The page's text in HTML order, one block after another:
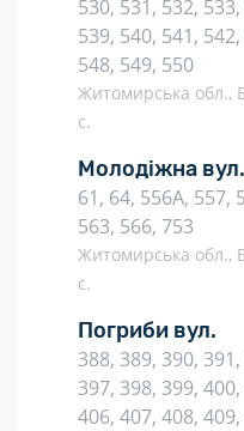
530, 531, 532,
539, 540, 541,
548, 549, 550
Житомирська обл.,
с.
Молодіжна вул.
61, 64, 556А, 557,
563, 566, 753
Житомирська обл.,
с.
Погриби вул.
388, 389, 390,
397, 398, 399,
406, 407, 408,